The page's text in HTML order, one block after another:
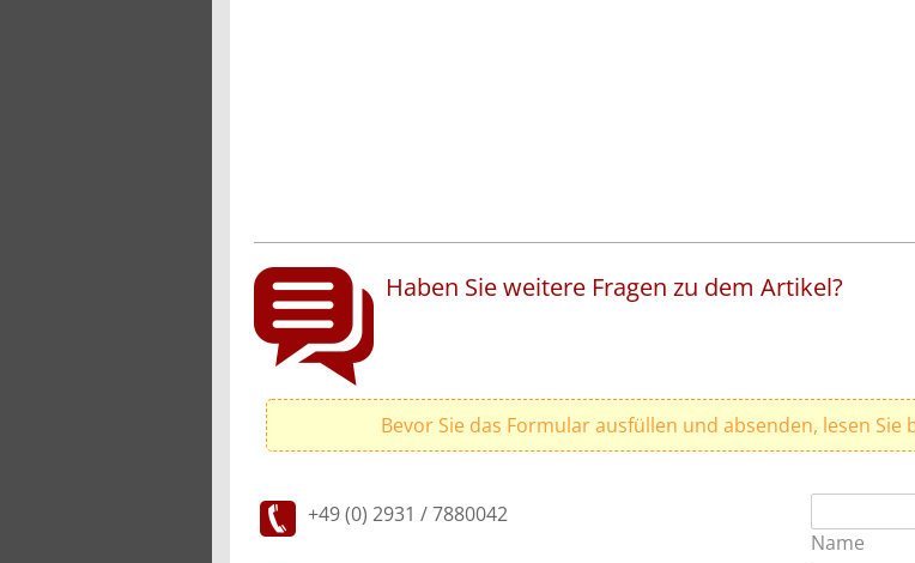
Haben Sie weitere Fragen zu dem Artikel?
Bevor Sie das Formular ausfüllen und absenden, lesen Sie
+49 (0) 2931 / 7880042
Name